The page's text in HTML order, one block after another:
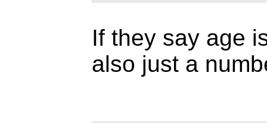
If they say age
also just a